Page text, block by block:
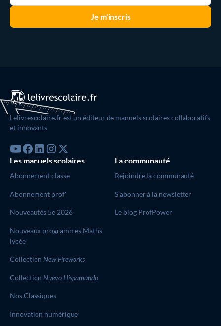
Lelivrescolaire.fr est un éditeur de manuels scolaires collaboratifs
et innovants
Les manuels scolaires
Abonnement classe
Abonnement prof'
Nouveautés 5e 2026
Nouveaux programmes Maths
lycée
Collection New Fireworks
Collection Nuevo Hispamundo
Nos Classiques
Innovation numérique
La communauté
Rejoindre la communauté
S’abonner à la newsletter
Le blog ProfPower